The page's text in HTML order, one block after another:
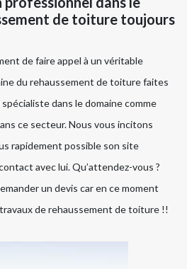
de toiture toujours
de faire appel à un véritable
du rehaussement de toiture faites
dans le domaine comme
ce secteur. Nous vous incitons
rapidement possible son site
avec lui. Qu’attendez-vous ?
un devis car en ce moment
de rehaussement de toiture !!